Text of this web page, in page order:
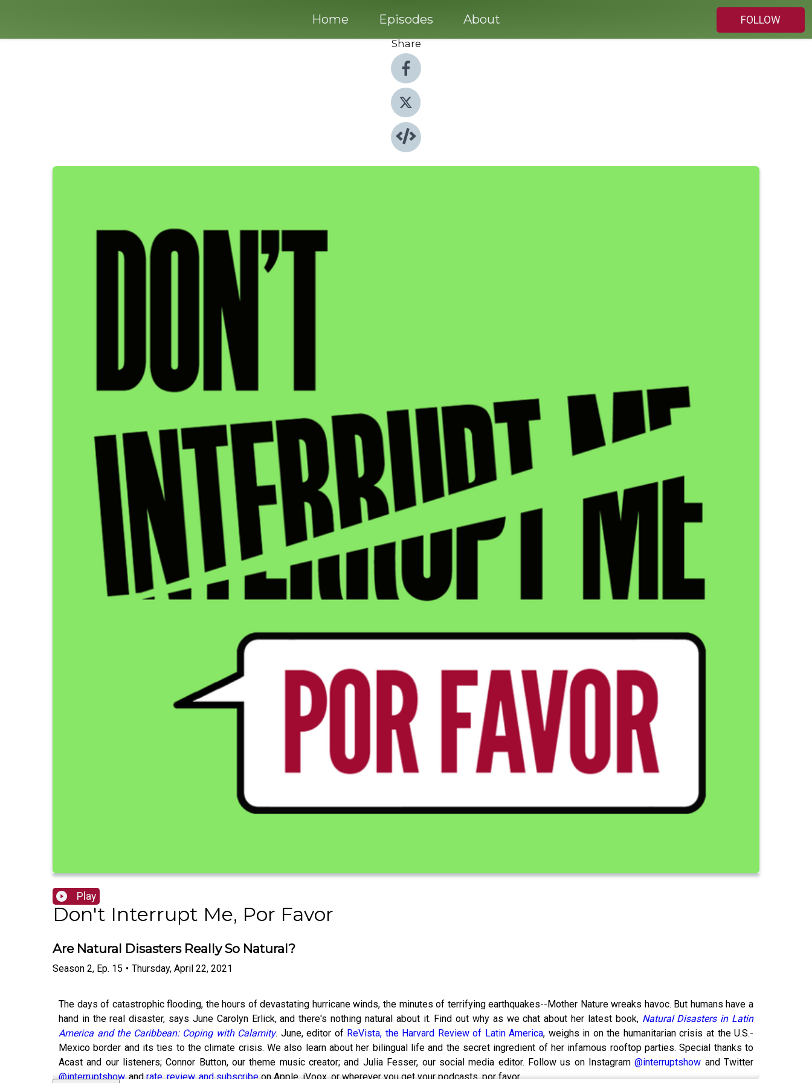
Home Episodes About
FOLLOW
Share
Play
Don't Interrupt Me, Por Favor
Are Natural Disasters Really So Natural?
Season 2, Ep. 15 • Thursday, April 22, 2021
The days of catastrophic flooding, the hours of devastating hurricane winds, the minutes of terrifying earthquakes--Mother Nature wreaks havoc. But humans have a
hand in the real disaster, says June Carolyn Erlick, and there's nothing natural about it. Find out why as we chat about her latest book, Natural Disasters in Latin
America and the Caribbean: Coping with Calamity. June, editor of ReVista, the Harvard Review of Latin America, weighs in on the humanitarian crisis at the U.S.-
Mexico border and its ties to the climate crisis. We also learn about her bilingual life and the secret ingredient of her infamous rooftop parties. Special thanks to
Acast and our listeners; Connor Button, our theme music creator; and Julia Fesser, our social media editor. Follow us on Instagram@interruptshow and Twitter
@interruptshow, andrate, review, and subscribeon Apple, iVoox, or wherever you get your podcasts, por favor